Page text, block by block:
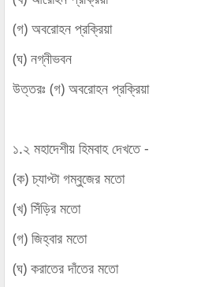
(গ) অবরোহন প্রক্রিয়া
(ঘ) নগ্নীভবন
উত্তরঃ (গ) অবরোহন প্রক্রিয়া
১.২ মহাদেশীয় হিমবাহ দেখতে -
(ক) চ্যাপ্টা গম্বুজের মতো
(খ) সিঁড়ির মতো
(গ) জিহ্বার মতো
(ঘ) করাতের দাঁতের মতো